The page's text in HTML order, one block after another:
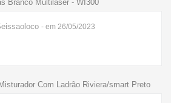
Branco Multilaser - WI300
- em 26/05/2023
Com Ladrão Riviera/smart Preto